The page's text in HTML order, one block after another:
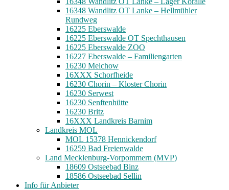
16348 Wandlitz OT Lanke – Hellmühler
Rundweg
16225 Eberswalde
16225 Eberswalde OT Spechthausen
16225 Eberswalde ZOO
16227 Eberswalde – Familiengarten
16230 Melchow
16XXX Schorfheide
16230 Chorin – Kloster Chorin
16230 Serwest
16230 Senftenhütte
16230 Britz
16XXX Landkreis Barnim
Landkreis MOL
MOL 15378 Hennickendorf
16259 Bad Freienwalde
Land Mecklenburg-Vorpommern (MVP)
18609 Ostseebad Binz
18586 Ostseebad Sellin
Info für Anbieter